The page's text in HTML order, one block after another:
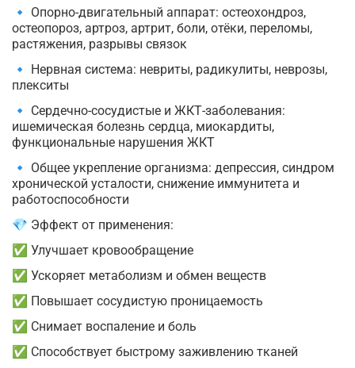
🔹 Опорно-двигательный аппарат: остеохондроз,
остеопороз, артроз, артрит, боли, отёки, переломы,
растяжения, разрывы связок
🔹 Нервная система: невриты, радикулиты, неврозы,
плекситы
🔹 Сердечно-сосудистые и ЖКТ-заболевания:
ишемическая болезнь сердца, миокардиты,
функциональные нарушения ЖКТ
🔹 Общее укрепление организма: депрессия, синдром
хронической усталости, снижение иммунитета и
работоспособности
💎 Эффект от применения:
✅ Улучшает кровообращение
✅ Ускоряет метаболизм и обмен веществ
✅ Повышает сосудистую проницаемость
✅ Снимает воспаление и боль
✅ Способствует быстрому заживлению тканей